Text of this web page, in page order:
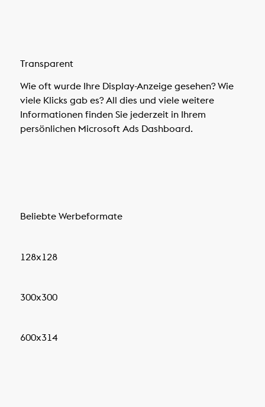
Transparent
Wie oft wurde Ihre Display-Anzeige gesehen? Wie
viele Klicks gab es? All dies und viele weitere
Informationen finden Sie jederzeit in Ihrem
persönlichen Microsoft Ads Dashboard.
Beliebte Werbeformate
128x128
300x300
600x314